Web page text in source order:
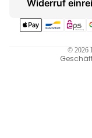
Widerruf
Zahlungsmethoden
© 2026
Kontaktinformationen